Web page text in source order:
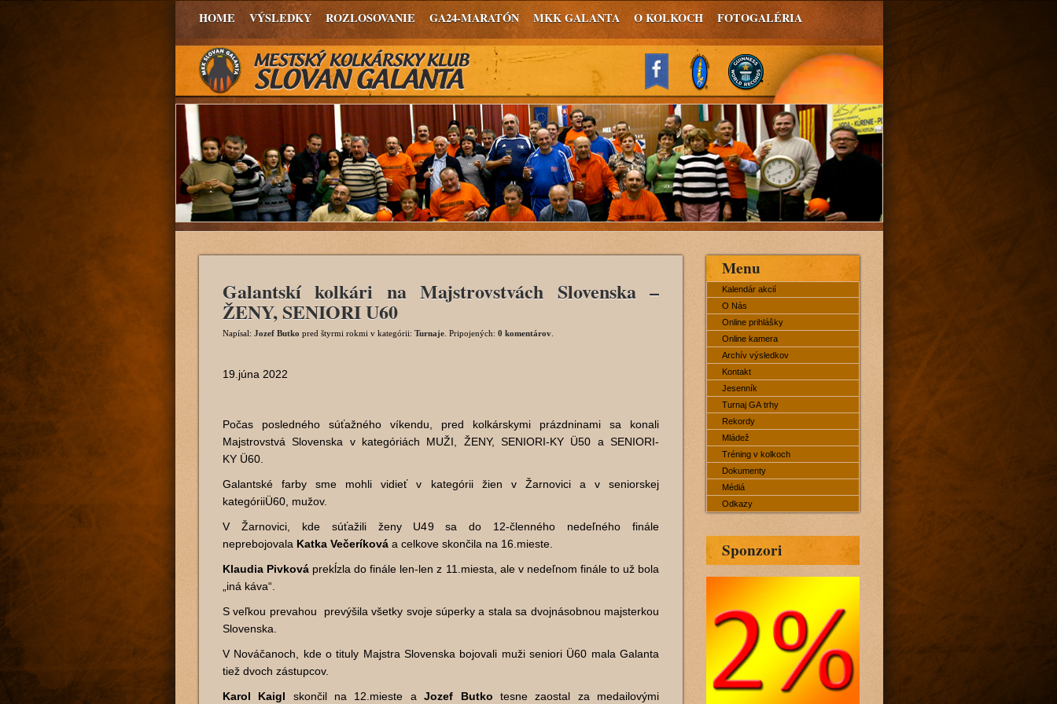
HOME VÝSLEDKY ROZLOSOVANIE GA24-MARATÓN MKK GALANTA O KOLKOCH FOTOGALÉRIA
Galantskí kolkári na Majstrovstvách Slovenska –
ŽENY, SENIORI U60
Napísal: Jozef Butko pred štyrmi rokmi v kategórii: Turnaje . Pripojených: 0 komentárov
19.júna 2022
Počas posledného súťažného víkendu, pred kolkárskymi prázdninami sa konali
Majstrovstvá Slovenska v kategóriách MUŽI, ŽENY, SENIORI-KY Ü50 a SENIORI-
KY Ü60.
Galantské farby sme mohli vidieť v kategórii žien v Žarnovici a v seniorskej
kategóriiÜ60, mužov.
V Žarnovici, kde súťažili ženy U49 sa do 12-členného nedeľného finále
neprebojovala Katka Večeríková a celkove skončila na 16.mieste.
Klaudia Pivková prekĺzla do finále len-len z 11.miesta, ale v nedeľnom finále to už bola
„iná káva“.
S veľkou prevahou prevýšila všetky svoje súperky a stala sa dvojnásobnou majsterkou
Slovenska.
V Nováčanoch, kde o tituly Majstra Slovenska bojovali muži seniori Ü60 mala Galanta
tiež dvoch zástupcov.
Karol Kaigl skončil na 12.mieste aJozef Butko tesne zaostal za medailovými
Menu
Kalendár akcií
O Nás
Online prihlášky
Online kamera
Archív výsledkov
Kontakt
Jesenník
Turnaj GA trhy
Rekordy
Mládež
Tréning v kolkoch
Dokumenty
Médiá
Odkazy
Sponzori